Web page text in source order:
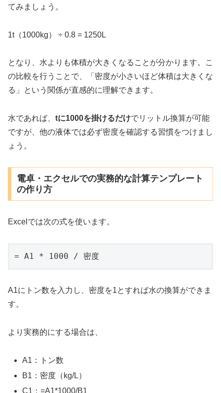
てみましょう。
1t（1000kg） ÷ 0.8 = 1250L
となり、水よりも体積が大きくなることが分かります。こ
の比較を行うことで、「密度が小さいほど体積は大きくな
る」という関係が直感的に理解できます。
水であれば、 tに1000を掛けるだけでリットル換算が可能
ですが、他の液体では必ず密度を確認する習慣をつけまし
ょう。
電卓・エクセルでの実務的な計算テンプレート
の作り方
Excelでは次の式を使います。
= A1 * 1000 / 密度
A1にトン数を入力し、密度を1とすれば水の換算ができま
す。
より実務的にする場合は、
A1：トン数
B1：密度（kg/L）
C1：=A1*1000/B1